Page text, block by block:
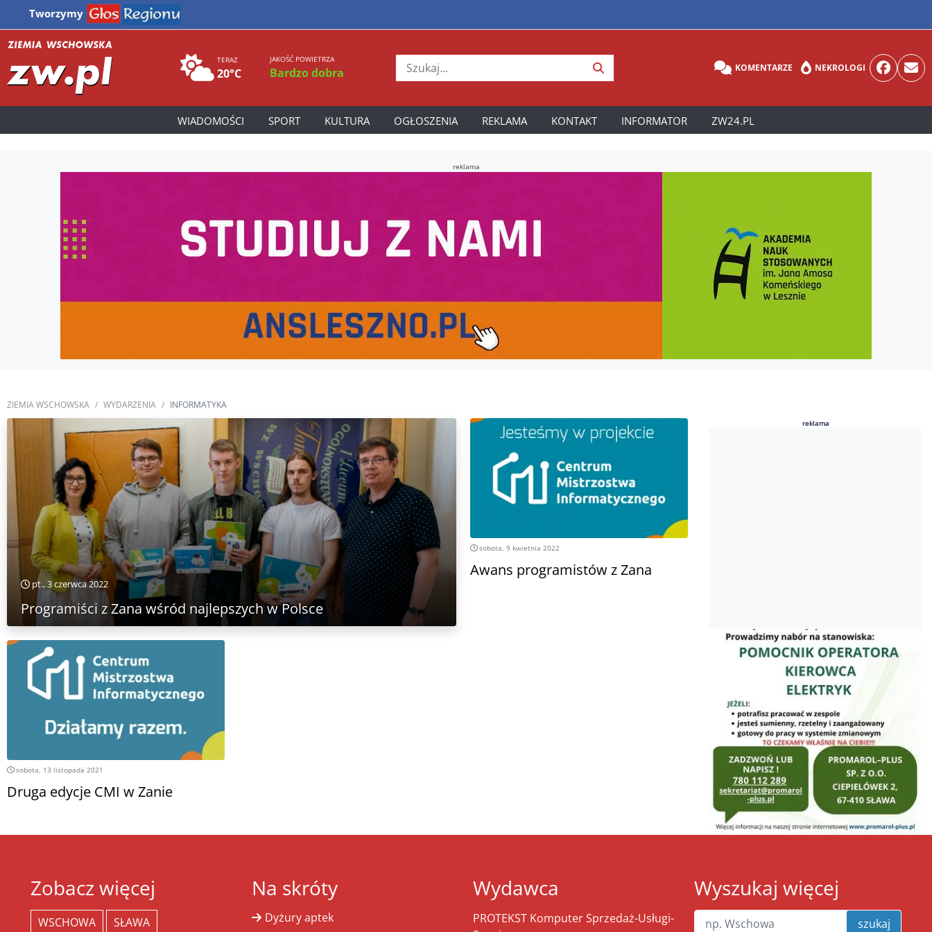
Tworzymy
TERAZ
20°C
JAKOŚĆ POWIETRZA
Bardzo dobra KOMENTARZE NEKROLOGI
WIADOMOŚCI SPORT KULTURA OGŁOSZENIA REKLAMA KONTAKT INFORMATOR ZW24.PL
reklama
ZIEMIA WSCHOWSKA WYDARZENIA INFORMATYKA
pt., 3 czerwca 2022
Programiści z Zana wśród najlepszych w Polsce
sobota, 9 kwietnia 2022
Awans programistów z Zana
sobota, 13 listopada 2021
Druga edycje CMI w Zanie
reklama
reklama
Zobacz więcej
WSCHOWA
SŁAWA
Na skróty
Dyżury aptek
Wydawca
PROTEKST Komputer Sprzedaż-Usługi-
Wyszukaj więcej
szukaj